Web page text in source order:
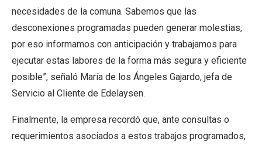
necesidades de la comuna. Sabemos que las
desconexiones programadas pueden generar molestias,
por eso informamos con anticipación y trabajamos para
ejecutar estas labores de la forma más segura y eficiente
posible”, señaló María de los Ángeles Gajardo, jefa de
Servicio al Cliente de Edelaysen.
Finalmente, la empresa recordó que, ante consultas o
requerimientos asociados a estos trabajos programados,